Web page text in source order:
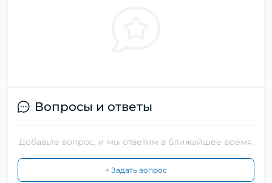
Вопросы и ответы
Добавьте вопрос, и мы ответим в ближайшее время.
+ Задать вопрос